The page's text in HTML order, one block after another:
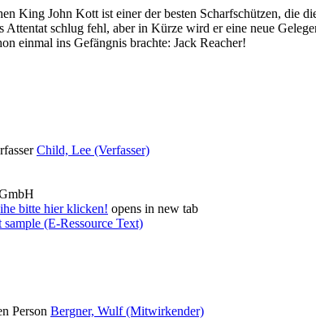
King John Kott ist einer der besten Scharfschützen,
Attentat schlug fehl, aber in Kürze wird er eine neue
einmal ins Gefängnis brachte: Jack Reacher!
Child, Lee (Verfasser)
bitte hier klicken! opens in new tab
sample (E-Ressource Text)
Person Bergner, Wulf (Mitwirkender)